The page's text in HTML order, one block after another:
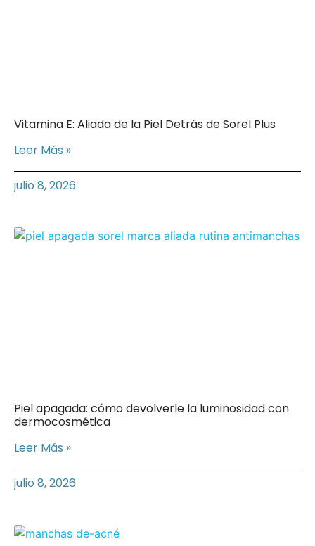
Vitamina E: Aliada de la Piel Detrás de Sorel Plus
Leer Más »
julio 8, 2026
Piel apagada: cómo devolverle la luminosidad con
dermocosmética
Leer Más »
julio 8, 2026